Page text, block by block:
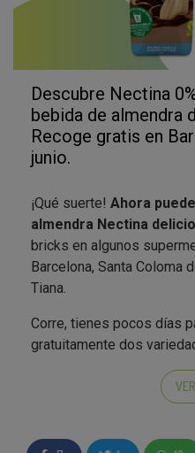
Descubre Nectina
bebida de almendra
Recoge gratis en
junio.
¡Qué suerte! Ahora
almendra Nectina
bricks en algunos
Barcelona, Santa Coloma
Tiana.
Corre, tienes pocos días
gratuitamente dos
almendra Nectina:
Sólo tienes que
de